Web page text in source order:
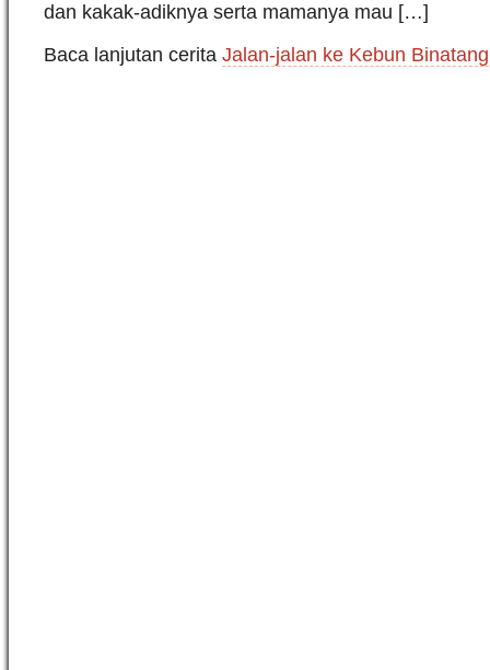
dan kakak-adiknya serta mamanya mau […]
Baca lanjutan cerita Jalan-jalan ke Kebun Binatang